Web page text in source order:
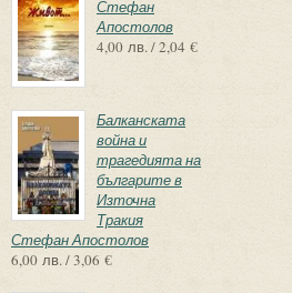
Стефан
Апостолов
4,00 лв. / 2,04 €
Балканската
война и
трагедията на
българите в
Източна
Тракия
Стефан Апостолов
6,00 лв. / 3,06 €